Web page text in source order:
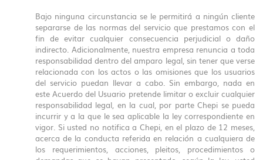
Bajo ninguna circunstancia se le permitirá a ningún cliente
separarse de las normas del servicio que prestamos con el
fin de evitar cualquier consecuencia perjudicial o daño
indirecto. Adicionalmente, nuestra empresa renuncia a toda
responsabilidad dentro del amparo legal, sin tener que verse
relacionada con los actos o las omisiones que los usuarios
del servicio puedan llevar a cabo. Sin embargo, nada en
este Acuerdo del Usuario pretende limitar o excluir cualquier
responsabilidad legal, en la cual, por parte Chepi se pueda
incurrir y a la que le sea aplicable la ley correspondiente en
vigor. Si usted no notifica a Chepi, en el plazo de 12 meses,
acerca de la conducta referida en relación a cualquiera de
los requerimientos, acciones, pleitos, procedimientos o